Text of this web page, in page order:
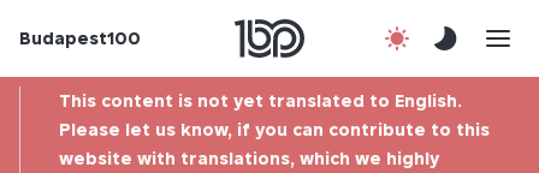
Budapest100
Contact
This content is not yet translated to English.
Please let us know, if you can contribute to this
website with translations, which we highly